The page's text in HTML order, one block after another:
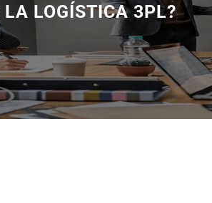
LA LOGÍSTICA 3PL?